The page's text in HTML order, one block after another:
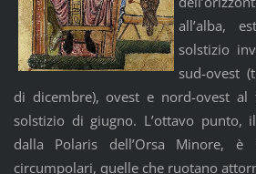
all’alba,
solstizio
sud-ovest
di dicembre), ovest e nord-ovest al
solstizio di giugno. L’ottavo punto,
dalla Polaris dell’Orsa Minore,
circumpolari, quelle che ruotano